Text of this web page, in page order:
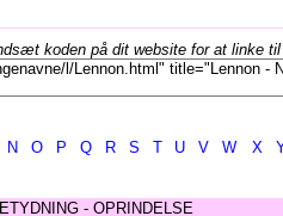
koden på dit website for at linke til
N O P Q R S T U V W X
- OPRINDELSE